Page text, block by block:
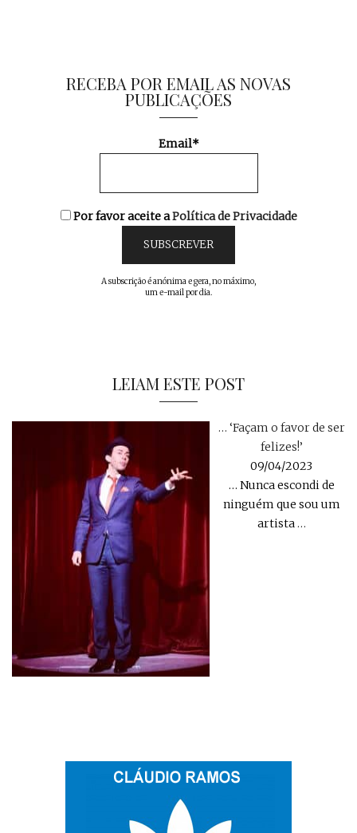
RECEBA POR EMAIL AS NOVAS
PUBLICAÇÕES
Email*
Por favor aceite aPolítica de Privacidade
A subscrição é anónima e gera, no máximo,
um e-mail por dia.
LEIAM ESTE POST
… ‘Façam o favor de ser
felizes!’
09/04/2023
… Nunca escondi de
ninguém que sou um
artista…